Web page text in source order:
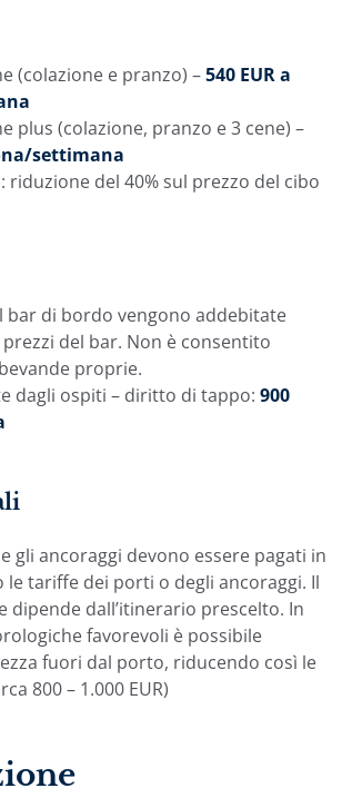
(colazione e pranzo) –540 EUR a
plus (colazione, pranzo e 3 cene) –
settimana
riduzione del 40% sul prezzo del cibo
bar di bordo vengono addebitate
del bar. Non è consentito
proprie.
dagli ospiti – diritto di tappo: 900
gli ancoraggi devono essere pagati in
le tariffe dei porti o degli ancoraggi. Il
dipende dall’itinerario prescelto. In
favorevoli è possibile
fuori dal porto, riducendo così le
800 – 1.000 EUR)